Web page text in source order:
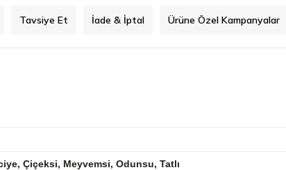
Tavsiye Et İade & İptal Ürüne Özel Kampanyalar
Çiçeksi, Meyvemsi, Odunsu, Tatlı